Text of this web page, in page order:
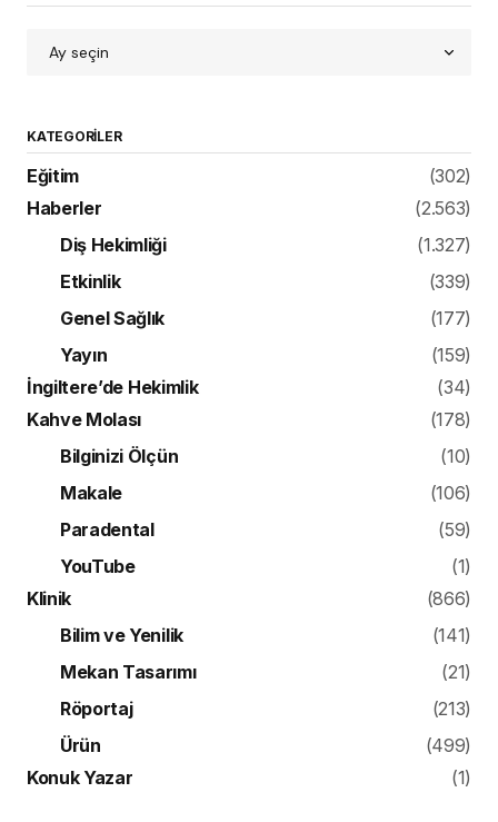
KATEGORILER
Eğitim
(302)
Haberler
(2.563)
Diş Hekimliği
(1.327)
Etkinlik
(339)
Genel Sağlık
(177)
Yayın
(159)
İngiltere’de Hekimlik
(34)
Kahve Molası
(178)
Bilginizi Ölçün
(10)
Makale
(106)
Paradental
(59)
YouTube
(1)
Klinik
(866)
Bilim ve Yenilik
(141)
Mekan Tasarımı
(21)
Röportaj
(213)
Ürün
(499)
Konuk Yazar
(1)